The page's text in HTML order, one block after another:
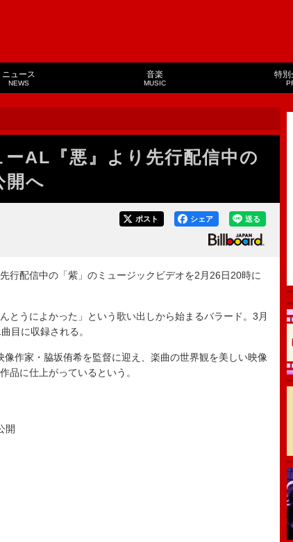
ニュース
NEWS
音楽
MUSIC
特別
AL『悪』より先行配信中の
開へ
送る
シェア
ポスト
行配信中の「紫」のミュージックビデオを2月26日20時に
とうによかった」という歌い出しから始まるバラード。3月
目に収録される。
作家・脇坂侑希を監督に迎え、楽曲の世界観を美しい映像
品に仕上がっているという。
開